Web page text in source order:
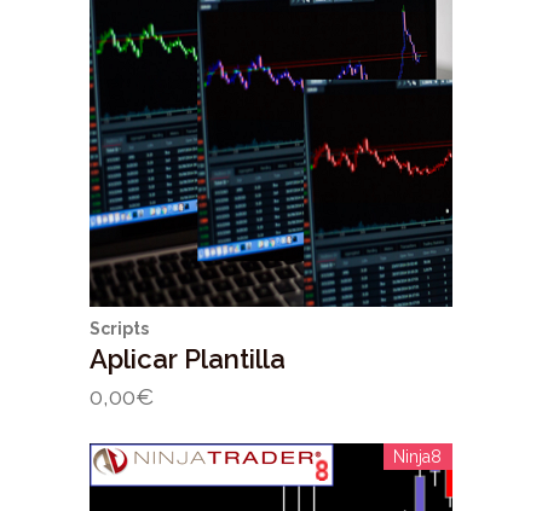
Scripts
Aplicar Plantilla
0,00€
Ninja8